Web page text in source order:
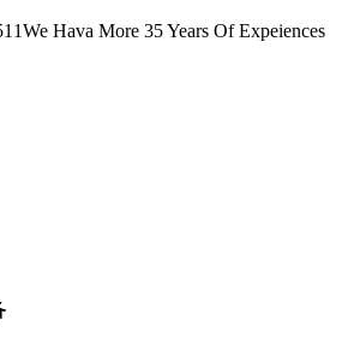
We Hava More 35 Years Of Expeiences